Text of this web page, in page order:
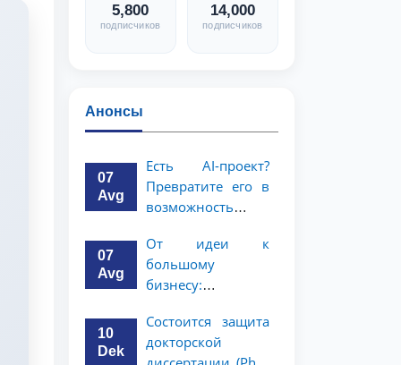
5,800
подписчиков
14,000
подписчиков
Анонсы
07
Avg
Есть AI-проект?
Превратите его в
возможность
миллион
долларов!
07
Avg
От идеи к
большому
бизнесу:
миллионов
долларов для
10
Dek
Состоится защита
докторской